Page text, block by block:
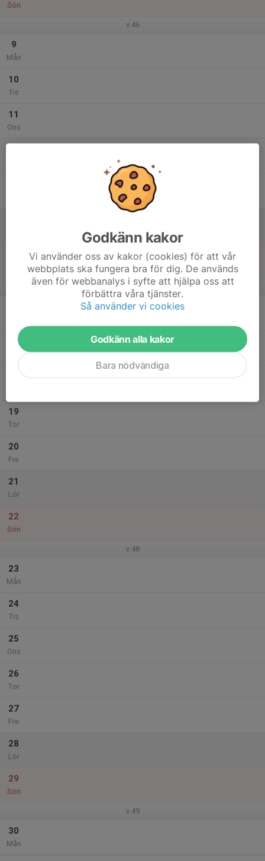
Sön
v.46
9
Mån
10
Tis
11
Ons
v.47
17
19
Tor
20
Fre
21
Lör
22
Sön
v.48
23
Mån
24
Tis
25
Ons
26
Tor
27
Fre
28
Lör
29
Sön
v.49
30
Mån
Godkänn kakor
Vi använder oss av kakor (cookies) för att vår
webbplats ska fungera bra för dig. De används
även för webbanalys i syfte att hjälpa oss att
förbättra våra tjänster.
Så använder vi cookies
Godkänn alla kakor
Bara nödvändiga